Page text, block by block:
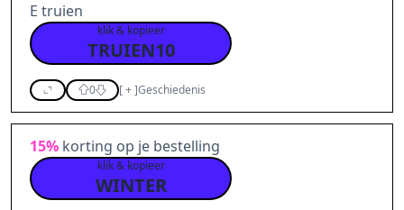
E truien
klik & kopieer
TRUIEN10
0 [+]Geschiedenis
15% korting op je bestelling
klik & kopieer
WINTER